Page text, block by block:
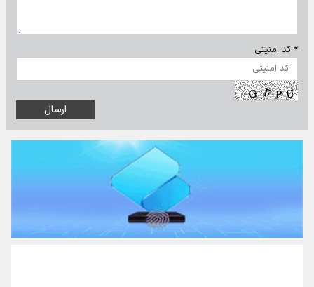
* کد امنیتی